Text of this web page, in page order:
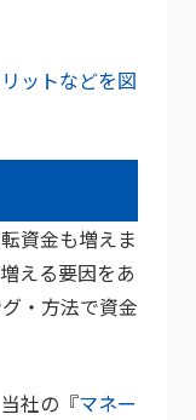
ットなどを図
資金も増えま
える要因をあ
・方法で資金
社の『マネー